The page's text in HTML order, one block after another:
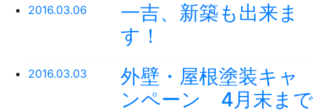
2016.03.06
一吉、新築も出来ま
す！
2016.03.03
外壁・屋根塗装キャ
ンペーン 4月末まで